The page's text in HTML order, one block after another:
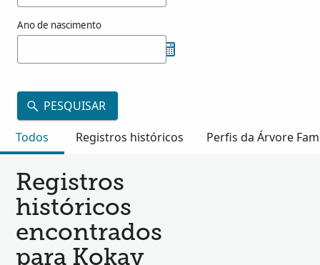
Ano de nascimento
PESQUISAR
Todos
Registros históricos Perfis da Árvore
Registros
históricos
encontrados
para Kokay